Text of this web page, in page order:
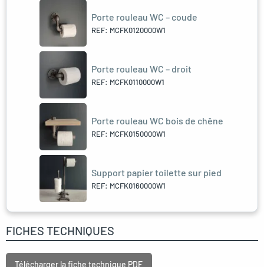
Porte rouleau WC – coude
REF: MCFK0120000W1
Porte rouleau WC – droit
REF: MCFK0110000W1
Porte rouleau WC bois de chêne
REF: MCFK0150000W1
Support papier toilette sur pied
REF: MCFK0160000W1
FICHES TECHNIQUES
Télécharger la fiche technique PDF